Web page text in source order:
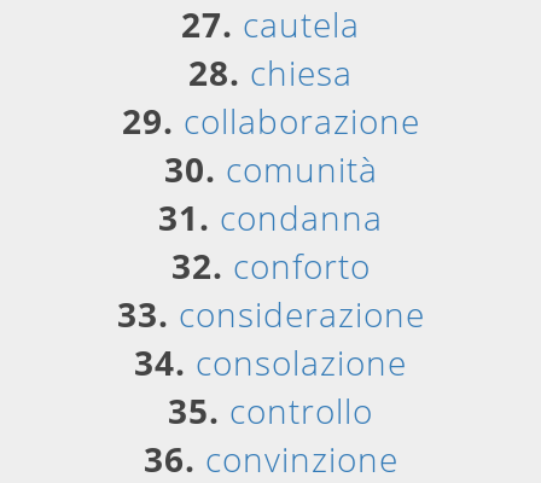
27. cautela
28. chiesa
29. collaborazione
30. comunità
31. condanna
32. conforto
33. considerazione
34. consolazione
35. controllo
36. convinzione